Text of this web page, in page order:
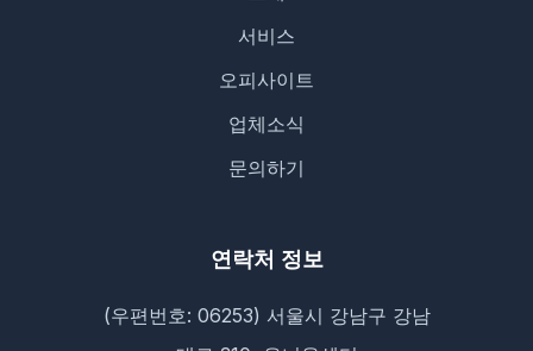
서비스
오피사이트
업체소식
문의하기
연락처 정보
(우편번호: 06253) 서울시 강남구 강남